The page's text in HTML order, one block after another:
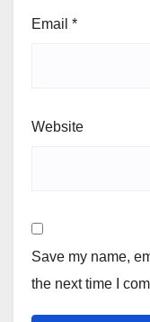
Email *
Website
Save my name,
the next time I